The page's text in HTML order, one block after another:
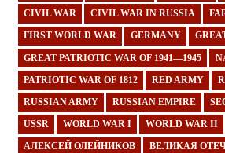
CIVIL WAR CIVIL WAR IN RUSSIA
FIRST WORLD WAR GERMANY
GREAT PATRIOTIC WAR OF 1941—1945
PATRIOTIC WAR OF 1812 RED ARMY
RUSSIAN ARMY RUSSIAN EMPIRE
USSR WORLD WAR I WORLD WAR II
АЛЕКСЕЙ ОЛЕЙНИКОВ ВЕЛИКАЯ